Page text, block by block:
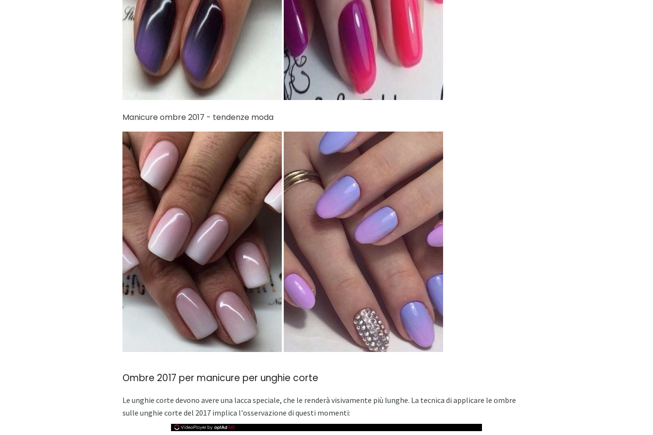
Manicure ombre 2017 - tendenze moda
Ombre 2017 per manicure per unghie corte
Le unghie corte devono avere una lacca speciale, che le renderà visivamente più lunghe. La tecnica di applicare le ombre
sulle unghie corte del 2017 implica l'osservazione di questi momenti: